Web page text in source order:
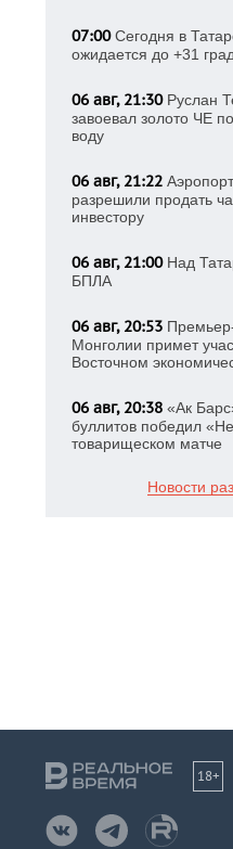
07:00Сегодня в
ожидается до +31
06 авг, 21:30Руслан
завоевал золото ЧЕ
воду
06 авг, 21:22
разрешили продать
инвестору
06 авг, 21:00Над
БПЛА
06 авг, 20:53
Монголии примет
Восточном
06 авг, 20:38 «Ак
буллитов победил
товарищеском матче
Новости
18+